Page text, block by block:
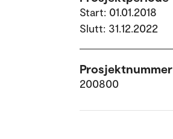
Start: 01.01.2018
Slutt: 31.12.2022
Prosjektnummer
200800